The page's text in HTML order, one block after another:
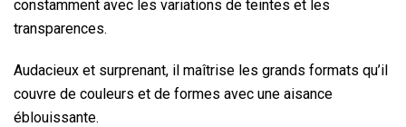
constamment avec les variations de teintes et les
transparences.
Audacieux et surprenant, il maîtrise les grands formats qu’il
couvre de couleurs et de formes avec une aisance
éblouissante.